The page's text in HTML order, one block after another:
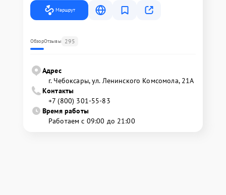
Маршрут
ОбзорОтзывы 295
Адрес
г. Чебоксары, ул. Ленинского Комсомола, 21А
Контакты
+7 (800) 301-55-83
Время работы
Работаем с 09:00 до 21:00